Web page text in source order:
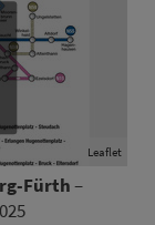
Leaflet
Fürth–